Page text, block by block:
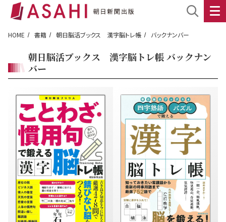
HOME 書籍 朝日脳活ブックス 漢字脳トレ帳 バックナンバー
朝日脳活ブックス 漢字脳トレ帳 バックナン
バー